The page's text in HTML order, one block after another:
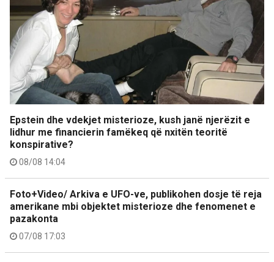
Epstein dhe vdekjet misterioze, kush janë njerëzit e
lidhur me financierin famëkeq që nxitën teoritë
konspirative?
08/08 14:04
Foto+Video/ Arkiva e UFO-ve, publikohen dosje të reja
amerikane mbi objektet misterioze dhe fenomenet e
pazakonta
07/08 17:03